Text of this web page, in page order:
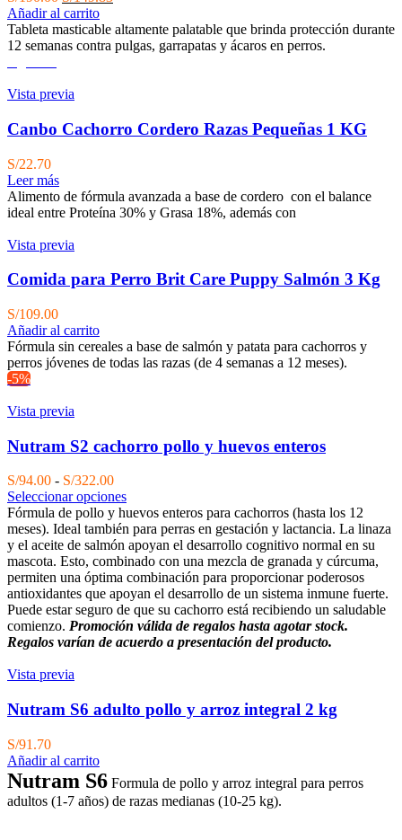
precio
original
era:
actual
es:
Añadir al carrito
Tableta masticable altamente palatable que brinda protección durante
12 semanas contra pulgas, garrapatas y ácaros en perros.
Vista previa
Canbo Cachorro Cordero Razas Pequeñas 1 KG
S/22.70
Leer más
Alimento de fórmula avanzada a base de cordero con el balance
ideal entre Proteína 30% y Grasa 18%, además con
Vista previa
Comida para Perro Brit Care Puppy Salmón 3 Kg
S/109.00
Añadir al carrito
Fórmula sin cereales a base de salmón y patata para cachorros y
perros jóvenes de todas las razas (de 4 semanas a 12 meses).
-5%
Vista previa
Nutram S2 cachorro pollo y huevos enteros
S/94.00 - S/322.00Rango
de
precios:
desde
S/94.00
hasta
S/322.00
Seleccionar opciones
Fórmula de pollo y huevos enteros para cachorros (hasta los 12
meses). Ideal también para perras en gestación y lactancia. La linaza
y el aceite de salmón apoyan el desarrollo cognitivo normal en su
mascota. Esto, combinado con una mezcla de granada y cúrcuma,
permiten una óptima combinación para proporcionar poderosos
antioxidantes que apoyan el desarrollo de un sistema inmune fuerte.
Puede estar seguro de que su cachorro está recibiendo un saludable
comienzo. Promoción válida de regalos hasta agotar stock.
Regalos varían de acuerdo a presentación del producto.
Vista previa
Nutram S6 adulto pollo y arroz integral 2 kg
S/91.70
Añadir al carrito
Nutram S6 Formula de pollo y arroz integral para perros
adultos (1-7 años) de razas medianas (10-25 kg).